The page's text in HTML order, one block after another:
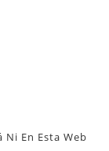
En Esta Web